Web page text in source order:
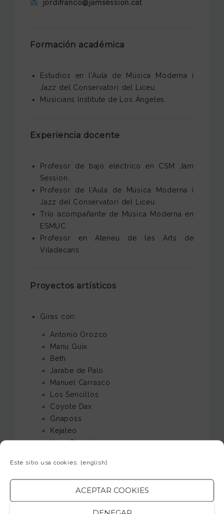
Este sitio usa cookies. [english]
ACEPTAR COOKIES
jordifranco@jamsession.cat
Formación académica
Estudios en l’Aula de Música Moderna i
Jazz del Conservatori del Liceu.
Musicians Institute de Los Ángeles.
Experiencia docente
Profesor de bajo eléctrico en CSM Jam
Session.
Profesor de l’Aula de Música Moderna i
Jazz del Conservatori del Liceu.
Trío acompañante de Música Moderna en
ESMUC.
Profesor en Ateneu de les Arts de
Viladecans.
Proyectos artísticos
Giras con:
Antonio Orozco
Manu Guix
Beth
Jarabe de Palo
Manuel Carrasco
Los Sencillos
Coyote Dax
Gnaposs
Kejaleo
Nena Daconte
Tamara
Operación triunfo
Teatro musical: